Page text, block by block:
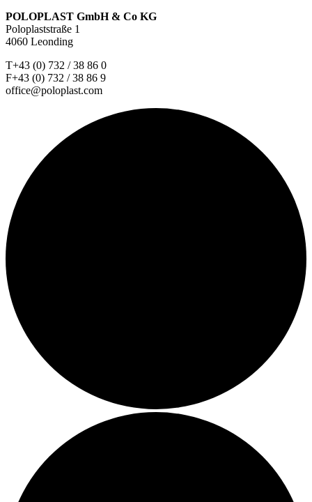
POLOPLAST GmbH & Co KG
Poloplaststraße 1
4060 Leonding
T+43 (0) 732 / 38 86 0
F+43 (0) 732 / 38 86 9
office@poloplast.com